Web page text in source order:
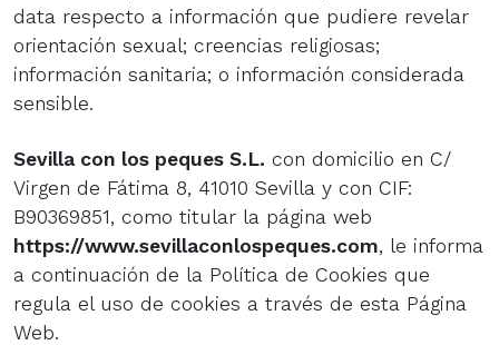
data respecto a información que pudiere revelar
orientación sexual; creencias religiosas;
información sanitaria; o información considerada
sensible.
Sevilla con los peques S.L. con domicilio en C/
Virgen de Fátima 8, 41010 Sevilla y con CIF:
B90369851, como titular la página web
https://www.sevillaconlospeques.com, le informa
a continuación de la Política de Cookies que
regula el uso de cookies a través de esta Página
Web.